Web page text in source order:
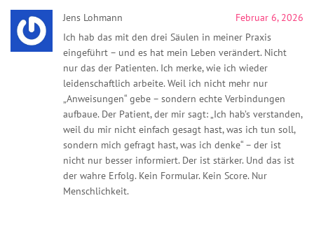
Jens Lohmann
Februar 6, 2026
Ich hab das mit den drei Säulen in meiner Praxis
eingeführt – und es hat mein Leben verändert. Nicht
nur das der Patienten. Ich merke, wie ich wieder
leidenschaftlich arbeite. Weil ich nicht mehr nur
„Anweisungen“ gebe – sondern echte Verbindungen
aufbaue. Der Patient, der mir sagt: „Ich hab’s verstanden,
weil du mir nicht einfach gesagt hast, was ich tun soll,
sondern mich gefragt hast, was ich denke“ – der ist
nicht nur besser informiert. Der ist stärker. Und das ist
der wahre Erfolg. Kein Formular. Kein Score. Nur
Menschlichkeit.